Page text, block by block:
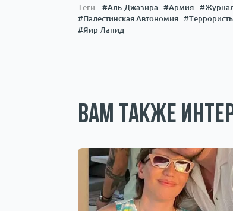
Теги: #Аль-Джазира #Армия
#Палестинская Автономия
#Яир Лапид
Вам также